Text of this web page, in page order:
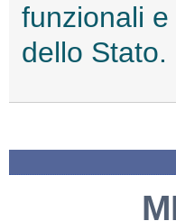
funzionali
dello Stato.